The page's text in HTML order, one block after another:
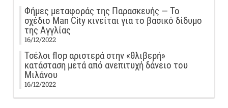
Φήμες μεταφοράς της Παρασκευής — Το
σχέδιο Man City κινείται για το βασικό δίδυμο
της Αγγλίας
16/12/2022
Τσέλσι flop αριστερά στην «θλιβερή»
κατάσταση μετά από ανεπιτυχή δάνειο του
Μιλάνου
16/12/2022